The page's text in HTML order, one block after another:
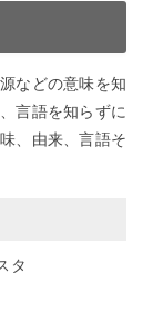
などの意味を知
言語を知らずに
、由来、言語そ